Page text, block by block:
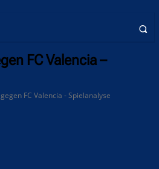
FC Valencia –
FC Valencia - Spielanalyse